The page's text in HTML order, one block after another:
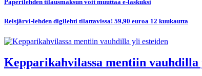
Paperilehden tilausmaksun voit muuttaa e-laskuksi
Reisjärvi-lehden digilehti tilattavissa! 59,90 euroa 12 kuukautta
Kepparikahvilassa mentiin vauhdilla